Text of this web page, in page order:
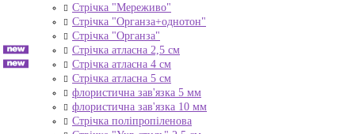
Стрічка "Мереживо"
Стрічка "Органза+однотон"
Стрічка "Органза"
Стрічка атласна 2,5 см
Стрічка атласна 4 см
Стрічка атласна 5 см
флористична зав'язка 5 мм
флористична зав'язка 10 мм
Стрічка поліпропіленова